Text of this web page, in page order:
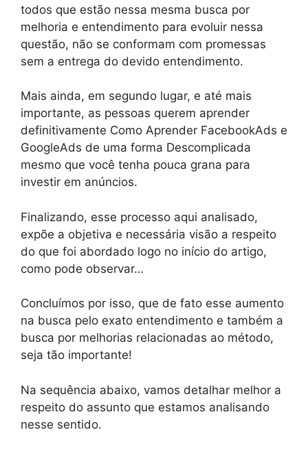
todos que estão nessa mesma busca por
melhoria e entendimento para evoluir nessa
questão, não se conformam com promessas
sem a entrega do devido entendimento.
Mais ainda, em segundo lugar, e até mais
importante, as pessoas querem aprender
definitivamente Como Aprender FacebookAds e
GoogleAds de uma forma Descomplicada
mesmo que você tenha pouca grana para
investir em anúncios.
Finalizando, esse processo aqui analisado,
expõe a objetiva e necessária visão a respeito
do que foi abordado logo no início do artigo,
como pode observar…
Concluímos por isso, que de fato esse aumento
na busca pelo exato entendimento e também a
busca por melhorias relacionadas ao método,
seja tão importante!
Na sequência abaixo, vamos detalhar melhor a
respeito do assunto que estamos analisando
nesse sentido.